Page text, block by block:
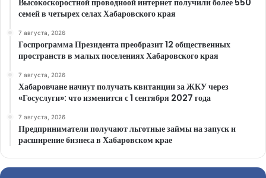
семей в четырех селах Хабаровского края
7 августа, 2026
Госпрограмма Президента преобразит 12 общественных
пространств в малых поселениях Хабаровского края
7 августа, 2026
Хабаровчане начнут получать квитанции за ЖКУ через
«Госуслуги»: что изменится с 1 сентября 2027 года
7 августа, 2026
Предприниматели получают льготные займы на запуск и
расширение бизнеса в Хабаровском крае